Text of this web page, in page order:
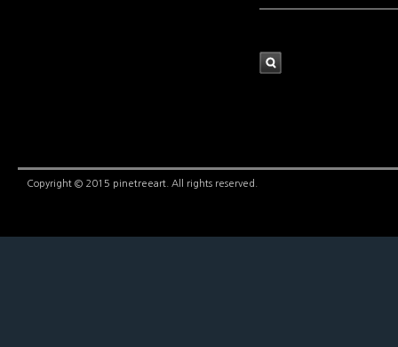
Copyright © 2015 pinetreeart. All rights reserved.